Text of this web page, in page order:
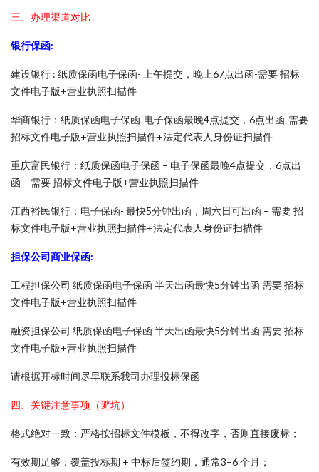
三、办理渠道对比
银行保函:
建设银行 : 纸质保函电子保函- 上午提交，晚上67点出函-需要 招标
文件电子版+营业执照扫描件
华商银行：纸质保函电子保函-电子保函最晚4点提交，6点出函-需要
招标文件电子版+营业执照扫描件+法定代表人身份证扫描件
重庆富民银行：纸质保函电子保函 – 电子保函最晚4点提交，6点出
函 – 需要 招标文件电子版+营业执照扫描件
江西裕民银行：电子保函- 最快5分钟出函，周六日可出函 – 需要 招
标文件电子版+营业执照扫描件+法定代表人身份证扫描件
担保公司商业保函:
工程担保公司 纸质保函电子保函 半天出函最快5分钟出函 需要 招标
文件电子版+营业执照扫描件
融资担保公司 纸质保函电子保函 半天出函最快5分钟出函 需要 招标
文件电子版+营业执照扫描件
请根据开标时间尽早联系我司办理投标保函
四、关键注意事项（避坑）
格式绝对一致：严格按招标文件模板，不得改字，否则直接废标；
有效期足够：覆盖投标期 + 中标后签约期，通常3–6 个月；